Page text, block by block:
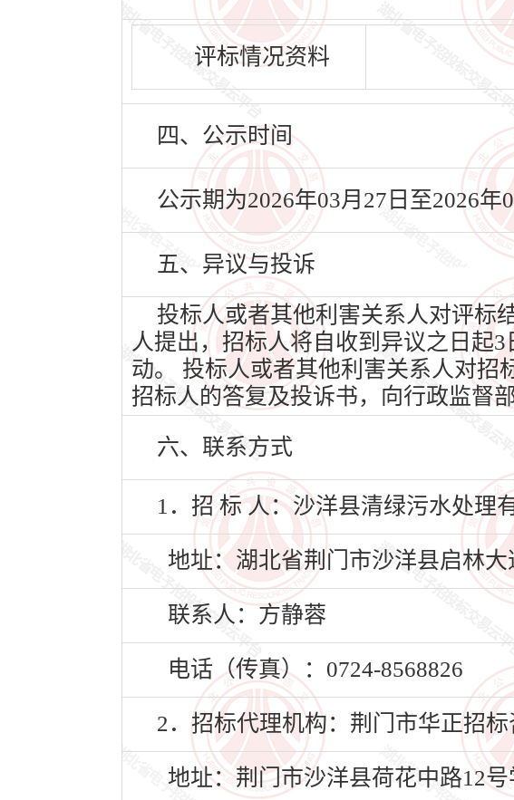
评标情况资料
四、公示时间
公示期为2026年03月27日至2026年
五、异议与投诉
投标人或者其他利害关系人对评标
人提出，招标人将自收到异议之日起
动。 投标人或者其他利害关系人对招
招标人的答复及投诉书，向行政监督
六、联系方式
1．招 标 人：沙洋县清绿污水处理
地址：湖北省荆门市沙洋县启林大
联系人：方静蓉
电话（传真）：0724-8568826
2．招标代理机构：荆门市华正招标
地址：荆门市沙洋县荷花中路12